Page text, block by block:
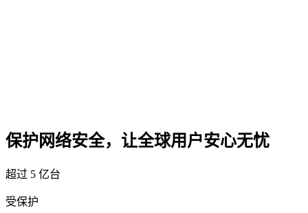
保护网络安全，让全球用户安心无忧
超过 5 亿台
受保护